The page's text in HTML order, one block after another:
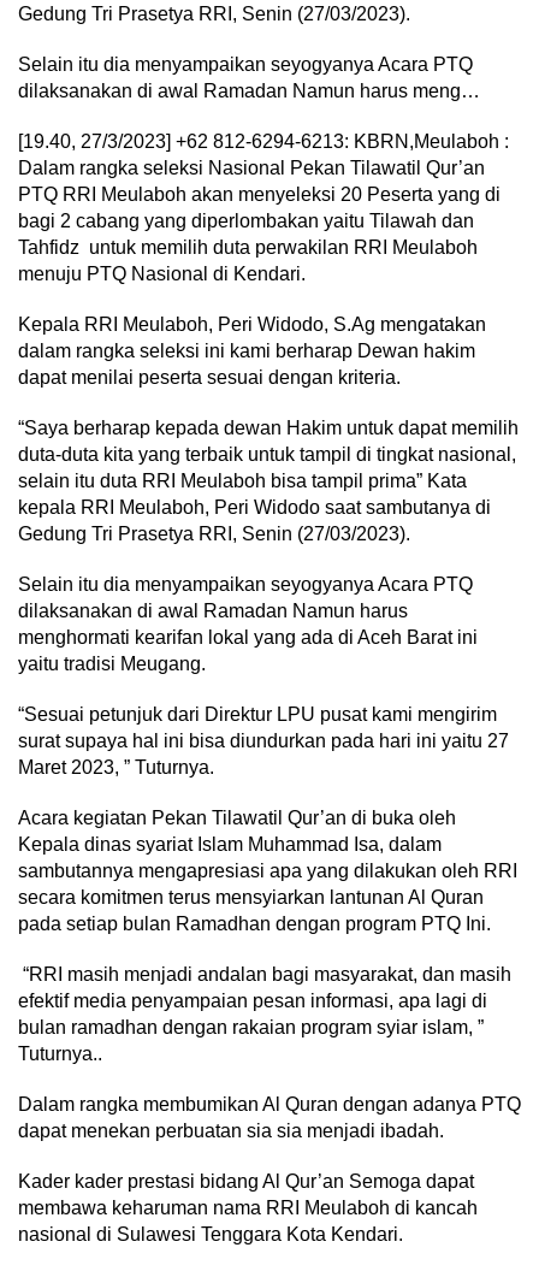
Gedung Tri Prasetya RRI, Senin (27/03/2023).
Selain itu dia menyampaikan seyogyanya Acara PTQ
dilaksanakan di awal Ramadan Namun harus meng…
[19.40, 27/3/2023] +62 812-6294-6213: KBRN,Meulaboh :
Dalam rangka seleksi Nasional Pekan Tilawatil Qur’an
PTQ RRI Meulaboh akan menyeleksi 20 Peserta yang di
bagi 2 cabang yang diperlombakan yaitu Tilawah dan
Tahfidz untuk memilih duta perwakilan RRI Meulaboh
menuju PTQ Nasional di Kendari.
Kepala RRI Meulaboh, Peri Widodo, S.Ag mengatakan
dalam rangka seleksi ini kami berharap Dewan hakim
dapat menilai peserta sesuai dengan kriteria.
“Saya berharap kepada dewan Hakim untuk dapat memilih
duta-duta kita yang terbaik untuk tampil di tingkat nasional,
selain itu duta RRI Meulaboh bisa tampil prima” Kata
kepala RRI Meulaboh, Peri Widodo saat sambutanya di
Gedung Tri Prasetya RRI, Senin (27/03/2023).
Selain itu dia menyampaikan seyogyanya Acara PTQ
dilaksanakan di awal Ramadan Namun harus
menghormati kearifan lokal yang ada di Aceh Barat ini
yaitu tradisi Meugang.
“Sesuai petunjuk dari Direktur LPU pusat kami mengirim
surat supaya hal ini bisa diundurkan pada hari ini yaitu 27
Maret 2023, ” Tuturnya.
Acara kegiatan Pekan Tilawatil Qur’an di buka oleh
Kepala dinas syariat Islam Muhammad Isa, dalam
sambutannya mengapresiasi apa yang dilakukan oleh RRI
secara komitmen terus mensyiarkan lantunan Al Quran
pada setiap bulan Ramadhan dengan program PTQ Ini.
“RRI masih menjadi andalan bagi masyarakat, dan masih
efektif media penyampaian pesan informasi, apa lagi di
bulan ramadhan dengan rakaian program syiar islam, ”
Tuturnya..
Dalam rangka membumikan Al Quran dengan adanya PTQ
dapat menekan perbuatan sia sia menjadi ibadah.
Kader kader prestasi bidang Al Qur’an Semoga dapat
membawa keharuman nama RRI Meulaboh di kancah
nasional di Sulawesi Tenggara Kota Kendari.